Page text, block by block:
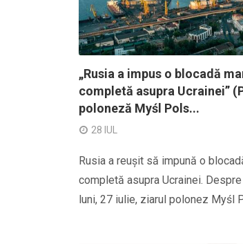
„Rusia a impus o blocadă
completă asupra Ucrainei”
poloneză Myśl Pols...
28 IUL
Rusia a reușit să impună o
completă asupra Ucrainei.
luni, 27 iulie, ziarul polonez Myśl